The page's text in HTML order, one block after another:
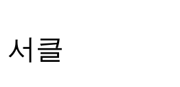
서클